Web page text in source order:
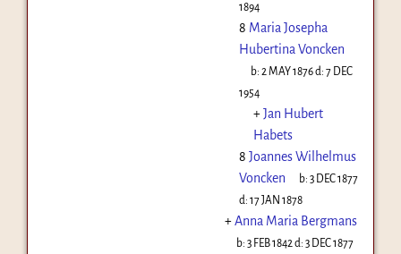
1894
8 Maria Josepha
Hubertina Voncken
b:2 MAY 1876d:7 DEC
1954
+Jan Hubert
Habets
8 Joannes Wilhelmus
Voncken
b:3 DEC 1877
d: 17 JAN 1878
+Anna Maria Bergmans
b:3 FEB 1842 d:3 DEC 1877